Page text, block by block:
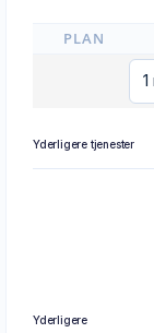
PLAN
Yderligere tjenester
Yderligere